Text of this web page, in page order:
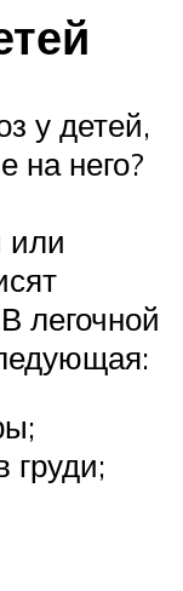
у детей,
на него?
или
легочной